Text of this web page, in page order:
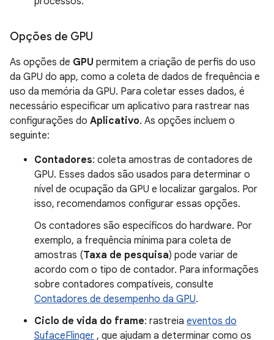
Opções de GPU
As opções de GPU permitem a criação de perfis do uso
da GPU do app, como a coleta de dados de frequência e
uso da memória da GPU. Para coletar esses dados, é
necessário especificar um aplicativo para rastrear nas
configurações do Aplicativo. As opções incluem o
seguinte:
Contadores: coleta amostras de contadores de
GPU. Esses dados são usados para determinar o
nível de ocupação da GPU e localizar gargalos. Por
isso, recomendamos configurar essas opções.
Os contadores são específicos do hardware. Por
exemplo, a frequência mínima para coleta de
amostras (Taxa de pesquisa) pode variar de
acordo com o tipo de contador. Para informações
sobre contadores compatíveis, consulte
Contadores de desempenho da GPU.
Ciclo de vida do frame: rastreia eventos do
SufaceFlinger , que ajudam a determinar como os